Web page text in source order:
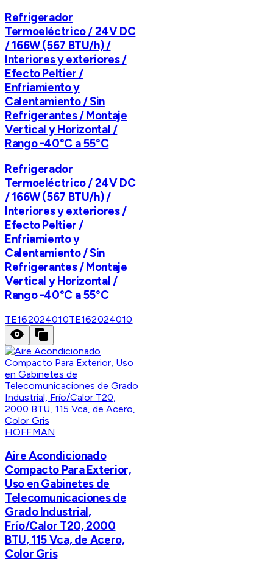
Refrigerador
Termoeléctrico / 24V DC
/ 166W (567 BTU/h) /
Interiores y exteriores /
Efecto Peltier /
Enfriamiento y
Calentamiento / Sin
Refrigerantes / Montaje
Vertical y Horizontal /
Rango -40°C a 55°C
Refrigerador
Termoeléctrico / 24V DC
/ 166W (567 BTU/h) /
Interiores y exteriores /
Efecto Peltier /
Enfriamiento y
Calentamiento / Sin
Refrigerantes / Montaje
Vertical y Horizontal /
Rango -40°C a 55°C
TE162024010TE162024010
HOFFMAN
Aire Acondicionado
Compacto Para Exterior,
Uso en Gabinetes de
Telecomunicaciones de
Grado Industrial,
Frío/Calor T20, 2000
BTU, 115 Vca, de Acero,
Color Gris